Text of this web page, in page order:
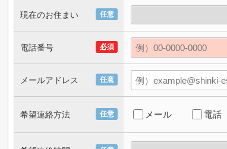
任意
現在のお住まい
必須
電話番号
任意
メールアドレス
任意
希望連絡方法 メール 電話